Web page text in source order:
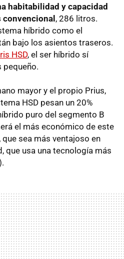
habitabilidad y capacidad
convencional, 286 litros.
híbrido como el
bajo los asientos traseros.
HSD, el ser híbrido sí
pequeño.
mayor y el propio Prius,
HSD pesan un 20%
puro del segmento B
el más económico de este
sea más ventajoso en
que usa una tecnología más